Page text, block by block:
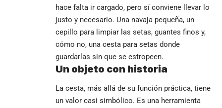
hace falta ir cargado, pero sí conviene llevar lo
justo y necesario. Una navaja pequeña, un
cepillo para limpiar las setas, guantes finos y,
cómo no, una cesta para setas donde
guardarlas sin que se estropeen.
Un objeto con historia
La cesta, más allá de su función práctica, tiene
un valor casi simbólico. Es una herramienta